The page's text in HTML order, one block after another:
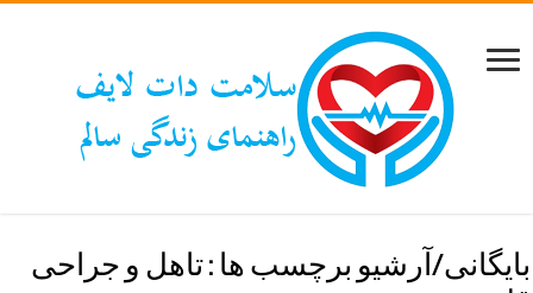
بایگانی/آرشیو برچسب ها :تاهل و جراحی